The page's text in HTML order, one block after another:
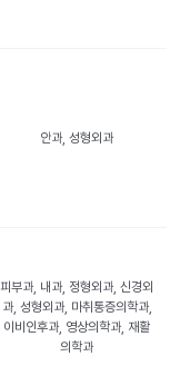
안과, 성형외과
피부과, 내과, 정형외과, 신경외
과, 성형외과, 마취통증의학과,
이비인후과, 영상의학과, 재활
의학과